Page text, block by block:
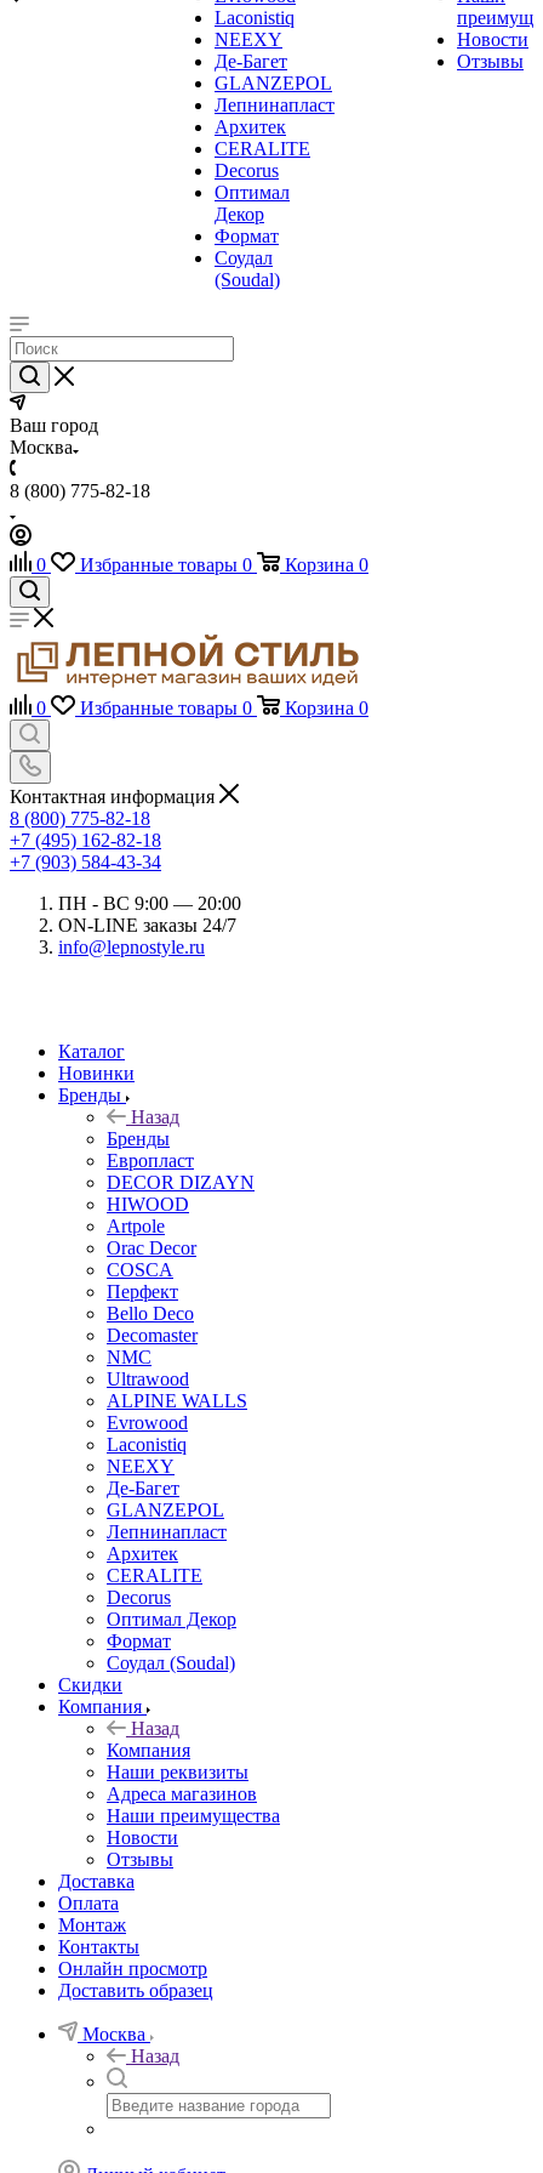
Laconistiq
NEEXY
Де-Багет
GLANZEPOL
Лепнинапласт
Архитек
CERALITE
Decorus
Оптимал
Декор
Формат
Соудал
(Soudal)
Новости
Отзывы
Ваш город
Москва
8 (800) 775-82-18
0 Избранные товары 0 Корзина 0
0 Избранные товары 0 Корзина 0
Контактная информация
8 (800) 775-82-18
+7 (495) 162-82-18
+7 (903) 584-43-34
ПН - ВС 9:00 — 20:00
ON-LINE заказы 24/7
info@lepnostyle.ru
Каталог
Новинки
Бренды
Назад
Бренды
Европласт
DECOR DIZAYN
HIWOOD
Artpole
Orac Decor
COSCA
Перфект
Bello Deco
Decomaster
NMС
Ultrawood
ALPINE WALLS
Evrowood
Laconistiq
NEEXY
Де-Багет
GLANZEPOL
Лепнинапласт
Архитек
CERALITE
Decorus
Оптимал Декор
Формат
Соудал (Soudal)
Скидки
Компания
Назад
Компания
Наши реквизиты
Адреса магазинов
Наши преимущества
Новости
Отзывы
Доставка
Оплата
Монтаж
Контакты
Онлайн просмотр
Доставить образец
Москва
Назад